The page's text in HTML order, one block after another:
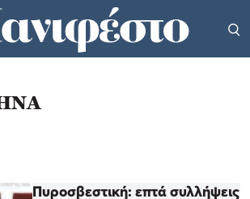
Πυροσβεστική: επτά συλλήψεις